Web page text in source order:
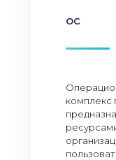
ОС
комплекс